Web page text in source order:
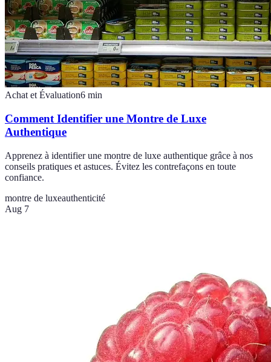
Achat et Évaluation6 min
Comment Identifier une Montre de Luxe
Authentique
Apprenez à identifier une montre de luxe authentique grâce à nos
conseils pratiques et astuces. Évitez les contrefaçons en toute
confiance.
montre de luxeauthenticité
Aug 7